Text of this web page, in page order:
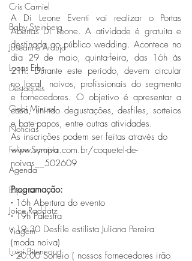
Cris Carniel
Baby Steinberg
Joseanne Araujo
Lucas Eibs
Destaques
Gabi Minussi
Notícias
Felipe Saraiva
Agenda
Esporte
Joice Raddatz
Viagem
Luigi Bitencourt
A Di Leone Eventi vai realizar o Portas
Abertas Di Leone. A atividade é gratuita e
destinada ao público wedding. Acontece no
dia 29 de maio, quinta-feira, das 16h às
21h. Durante este período, devem circular
no local, noivos, profissionais do segmento
e fornecedores. O objetivo é apresentar a
casa, unindo degustações, desfiles, sorteios
e bate-papos, entre outras atividades.
As inscrições podem ser feitas através do
www.sympla.com.br/coquetel-de-
noivas__502609
Programação:
- 16h Abertura do evento
- 19h Palestra
- 19:30 Desfile estilista Juliana Pereira
(moda noiva)
- 20:00 Sorteio ( nossos fornecedores irão